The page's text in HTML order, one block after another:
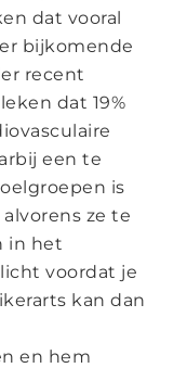
dat vooral
bijkomende
recent
dat 19%
een te
is
ze te
in het
voordat je
kan dan
en hem